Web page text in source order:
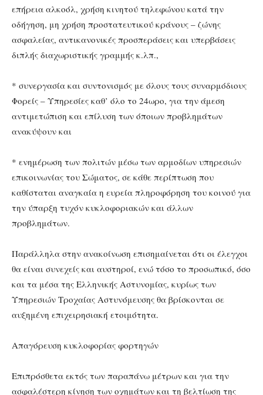
επήρεια αλκοόλ, χρήση κινητού τηλεφώνου κατά την
οδήγηση, μη χρήση προστατευτικού κράνους – ζώνης
ασφαλείας, αντικανονικές προσπεράσεις και υπερβάσεις
διπλής διαχωριστικής γραμμής κ.λπ.,
* συνεργασία και συντονισμός με όλους τους συναρμόδιους
Φορείς – Υπηρεσίες καθ’ όλο το 24ωρο, για την άμεση
αντιμετώπιση και επίλυση των όποιων προβλημάτων
ανακύψουν και
* ενημέρωση των πολιτών μέσω των αρμοδίων υπηρεσιών
επικοινωνίας του Σώματος, σε κάθε περίπτωση που
καθίσταται αναγκαία η ευρεία πληροφόρηση του κοινού για
την ύπαρξη τυχόν κυκλοφοριακών και άλλων
προβλημάτων.
Παράλληλα στην ανακοίνωση επισημαίνεται ότι οι έλεγχοι
θα είναι συνεχείς και αυστηροί, ενώ τόσο το προσωπικό, όσο
και τα μέσα της Ελληνικής Αστυνομίας, κυρίως των
Υπηρεσιών Τροχαίας Αστυνόμευσης θα βρίσκονται σε
αυξημένη επιχειρησιακή ετοιμότητα.
Απαγόρευση κυκλοφορίας φορτηγών
Επιπρόσθετα εκτός των παραπάνω μέτρων και για την
ασφαλέστερη κίνηση των οχημάτων και τη βελτίωση της